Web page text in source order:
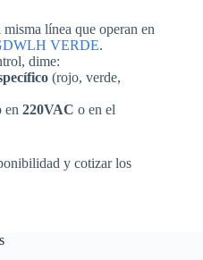
línea que operan en
VERDE.
dime:
(rojo, verde,
en 220VAC o en el
y cotizar los